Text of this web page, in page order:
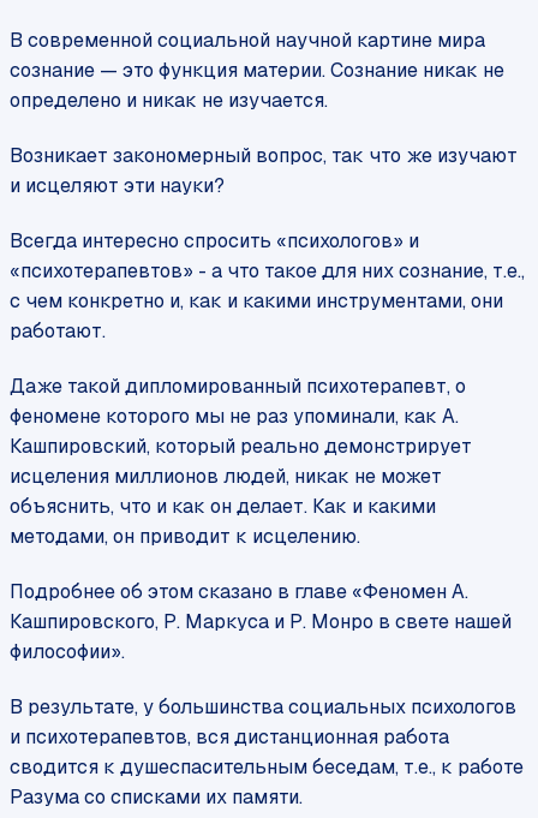
В современной социальной научной картине мира
сознание — это функция материи. Сознание никак не
определено и никак не изучается.
Возникает закономерный вопрос, так что же изучают
и исцеляют эти науки?
Всегда интересно спросить «психологов» и
«психотерапевтов» - а что такое для них сознание, т.е.,
с чем конкретно и, как и какими инструментами, они
работают.
Даже такой дипломированный психотерапевт, о
феномене которого мы не раз упоминали, как А.
Кашпировский, который реально демонстрирует
исцеления миллионов людей, никак не может
объяснить, что и как он делает. Как и какими
методами, он приводит к исцелению.
Подробнее об этом сказано в главе «Феномен А.
Кашпировского, Р. Маркуса и Р. Монро в свете нашей
философии».
В результате, у большинства социальных психологов
и психотерапевтов, вся дистанционная работа
сводится к душеспасительным беседам, т.е., к работе
Разума со списками их памяти.